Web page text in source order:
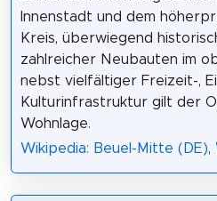
Innenstadt und dem
Kreis, überwiegend
zahlreicher Neubauten im
nebst vielfältiger Freizeit-,
Kulturinfrastruktur gilt der
Wohnlage.
Wikipedia: Beuel-Mitte (DE),